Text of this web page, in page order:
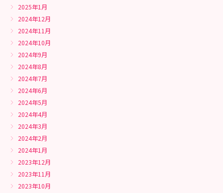
2025年1月
2024年12月
2024年11月
2024年10月
2024年9月
2024年8月
2024年7月
2024年6月
2024年5月
2024年4月
2024年3月
2024年2月
2024年1月
2023年12月
2023年11月
2023年10月